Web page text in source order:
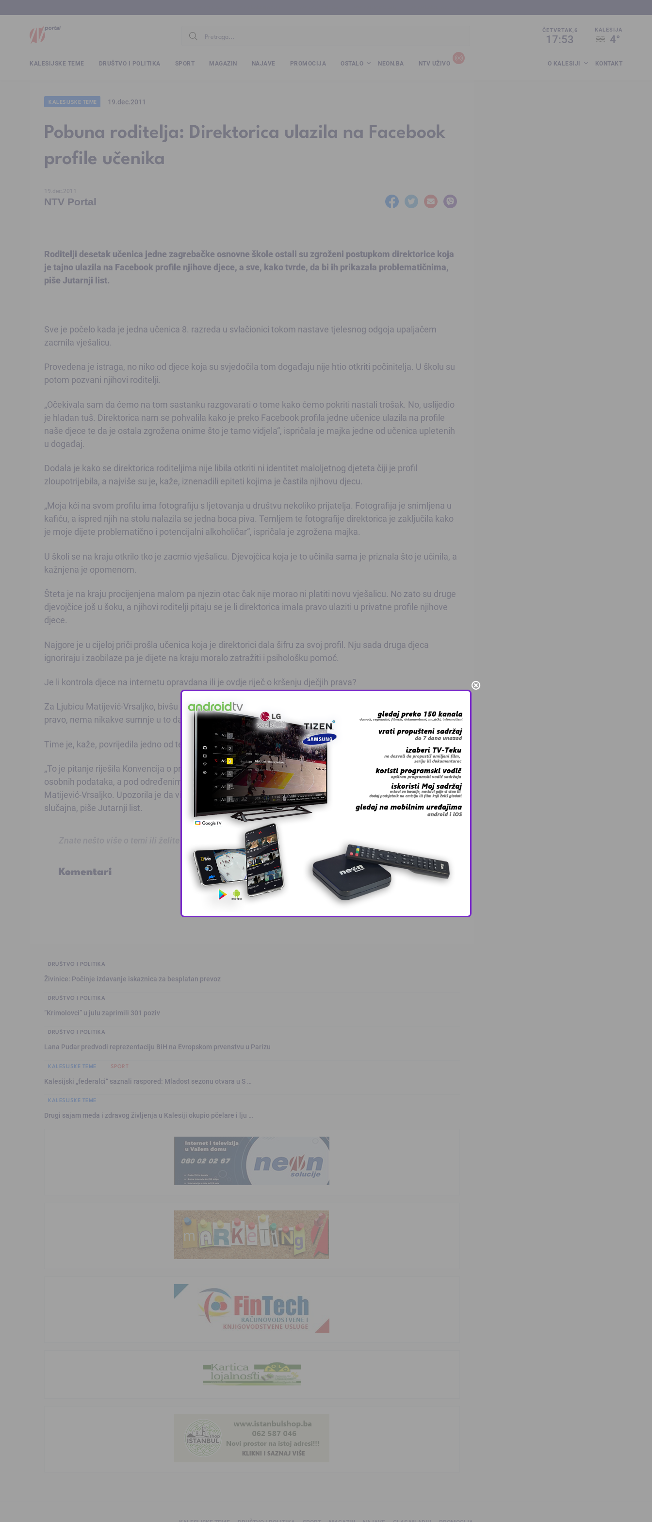
ČETVRTAK,6
17:53
KALESIJA
4°
KALESIJSKE TEME DRUŠTVO I POLITIKA SPORT MAGAZIN NAJAVE PROMOCIJA OSTALO NEON.BA NTV UŽIVO O KALESIJI KONTAKT
KALESIJSKE TEME 19.dec.2011
Pobuna roditelja: Direktorica ulazila na Facebook
profile učenika
19.dec.2011
NTV Portal
Roditelji desetak učenica jedne zagrebačke osnovne škole ostali su zgroženi postupkom direktorice koja
je tajno ulazila na Facebook profile njihove djece, a sve, kako tvrde, da bi ih prikazala problematičnima,
piše Jutarnji list.
Sve je počelo kada je jedna učenica 8. razreda u svlačionici tokom nastave tjelesnog odgoja upaljačem
zacrnila vješalicu.
Provedena je istraga, no niko od djece koja su svjedočila tom događaju nije htio otkriti počinitelja. U školu su
potom pozvani njihovi roditelji.
„Očekivala sam da ćemo na tom sastanku razgovarati o tome kako ćemo pokriti nastali trošak. No, uslijedio
je hladan tuš. Direktorica nam se pohvalila kako je preko Facebook profila jedne učenice ulazila na profile
naše djece te da je ostala zgrožena onime što je tamo vidjela“, ispričala je majka jedne od učenica upletenih
u događaj.
Dodala je kako se direktorica roditeljima nije libila otkriti ni identitet maloljetnog djeteta čiji je profil
zloupotrijebila, a najviše su je, kaže, iznenadili epiteti kojima je častila njihovu djecu.
„Moja kći na svom profilu ima fotografiju s ljetovanja u društvu nekoliko prijatelja. Fotografija je snimljena u
kafiću, a ispred njih na stolu nalazila se jedna boca piva. Temljem te fotografije direktorica je zaključila kako
je moje dijete problematično i potencijalni alkoholičar“, ispričala je zgrožena majka.
U školi se na kraju otkrilo tko je zacrnio vješalicu. Djevojčica koja je to učinila sama je priznala što je učinila, a
kažnjena je opomenom.
Šteta je na kraju procijenjena malom pa njezin otac čak nije morao ni platiti novu vješalicu. No zato su druge
djevojčice još u šoku, a njihovi roditelji pitaju se je li direktorica imala pravo ulaziti u privatne profile njihove
djece.
Najgore je u cijeloj priči prošla učenica koja je direktorici dala šifru za svoj profil. Nju sada druga djeca
ignoriraju i zaobilaze pa je dijete na kraju moralo zatražiti i psihološku pomoć.
Je li kontrola djece na internetu opravdana ili je ovdje riječ o kršenju dječjih prava?
Za Ljubicu Matijević-Vrsaljko, bivšu zaštitnicu prava za djecu, danas advokaticu specijaliziranu za porodično
pravo, nema nikakve sumnje u to da direktorica nema nikakva prava tajno gledati profile učenika.
Time je, kaže, povrijedila jedno od temeljnih prava djece: pravo na zaštitu njihove privatnosti.
„To je pitanje riješila Konvencija o pravima djeteta kao i Ustav RH koji štiti tajnost dopisivanja i tajnost
osobnih podataka, a pod određenim uvjetima može se raditi i o kaznenim djelima povrede tajnosti“, rekla je
Matijević-Vrsaljko. Upozorila je da visoka i višestruka razina pravne zaštite nečijih privatnih podataka nije
slučajna, piše Jutarnji list.
Znate nešto više o temi ili želite prijaviti grešku u tekstu?
Komentari
DRUŠTVO I POLITIKA
Živinice: Počinje izdavanje iskaznica za besplatan prevoz
DRUŠTVO I POLITIKA
“Krimolovci” u julu zaprimili 301 poziv
DRUŠTVO I POLITIKA
Lana Pudar predvodi reprezentaciju BiH na Evropskom prvenstvu u Parizu
KALESIJSKE TEME SPORT
Kalesijski „federalci“ saznali raspored: Mladost sezonu otvara u S …
KALESIJSKE TEME
Drugi sajam meda i zdravog življenja u Kalesiji okupio pčelare i lju …